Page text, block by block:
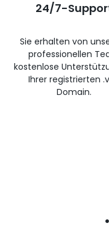
24/7-
Sie erhalten von
professionellen
kostenlose
Ihrer registrierten
Domain.